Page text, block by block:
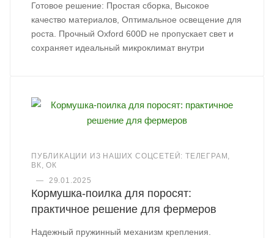
Готовое решение: Простая сборка, Высокое
качество материалов, Оптимальное освещение для
роста. Прочный Oxford 600D не пропускает свет и
сохраняет идеальный микроклимат внутри
ПУБЛИКАЦИИ ИЗ НАШИХ СОЦСЕТЕЙ: ТЕЛЕГРАМ,
ВК, ОК
—
29.01.2025
Кормушка-поилка для поросят:
практичное решение для фермеров
Надежный пружинный механизм крепления.